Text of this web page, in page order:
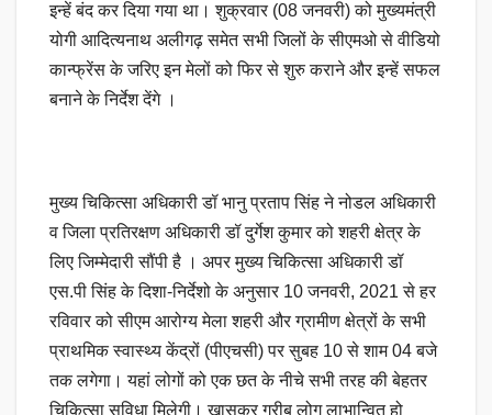
इन्हें बंद कर दिया गया था। शुक्रवार (08 जनवरी) को मुख्यमंत्री
योगी आदित्यनाथ अलीगढ़ समेत सभी जिलों के सीएमओ से वीडियो
कान्फ्रेंस के जरिए इन मेलों को फिर से शुरु कराने और इन्हें सफल
बनाने के निर्देश देंगे ।
मुख्य चिकित्सा अधिकारी डॉ भानु प्रताप सिंह ने नोडल अधिकारी
व जिला प्रतिरक्षण अधिकारी डॉ दुर्गेश कुमार को शहरी क्षेत्र के
लिए जिम्मेदारी सौंपी है । अपर मुख्य चिकित्सा अधिकारी डॉ
एस.पी सिंह के दिशा-निर्देशो के अनुसार 10 जनवरी, 2021 से हर
रविवार को सीएम आरोग्य मेला शहरी और ग्रामीण क्षेत्रों के सभी
प्राथमिक स्वास्थ्य केंद्रों (पीएचसी) पर सुबह 10 से शाम 04 बजे
तक लगेगा। यहां लोगों को एक छत के नीचे सभी तरह की बेहतर
चिकित्सा सुविधा मिलेगी। खासकर गरीब लोग लाभान्वित हो